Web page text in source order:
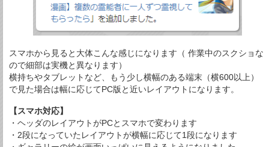
スマホから見ると大体こんな感じになります（ 作業中のスクショな
ので細部は実機と異なります）
横持ちやタブレットなど、もう少し横幅のある端末（横600以上）
で見た場合は幅に応じてPC版と近いレイアウトになります。
【スマホ対応】
・ヘッダのレイアウトがPCとスマホで変わります
・2段になっていたレイアウトが横幅に応じて1段になります